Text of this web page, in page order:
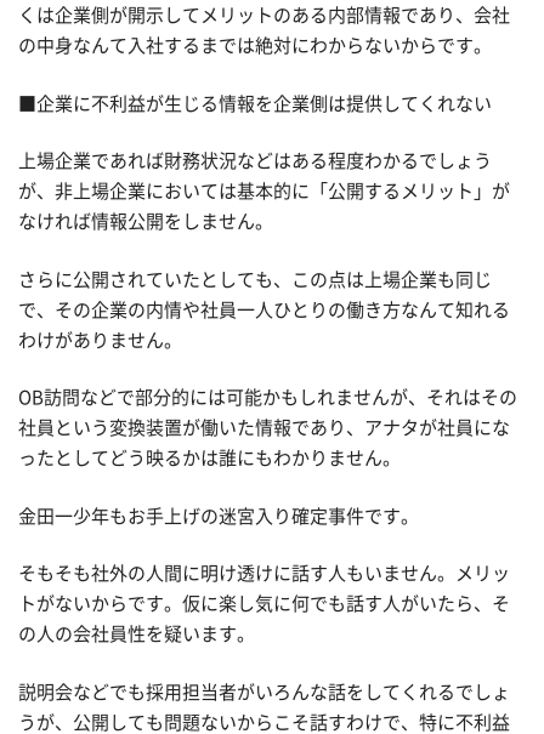
くは企業側が開示してメリットのある内部情報であり、会社
の中身なんて入社するまでは絶対にわからないからです。
■企業に不利益が生じる情報を企業側は提供してくれない
上場企業であれば財務状況などはある程度わかるでしょう
が、非上場企業においては基本的に「公開するメリット」が
なければ情報公開をしません。
さらに公開されていたとしても、この点は上場企業も同じ
で、その企業の内情や社員一人ひとりの働き方なんて知れる
わけがありません。
OB訪問などで部分的には可能かもしれませんが、それはその
社員という変換装置が働いた情報であり、アナタが社員にな
ったとしてどう映るかは誰にもわかりません。
金田一少年もお手上げの迷宮入り確定事件です。
そもそも社外の人間に明け透けに話す人もいません。メリッ
トがないからです。仮に楽し気に何でも話す人がいたら、そ
の人の会社員性を疑います。
説明会などでも採用担当者がいろんな話をしてくれるでしょ
うが、公開しても問題ないからこそ話すわけで、特に不利益